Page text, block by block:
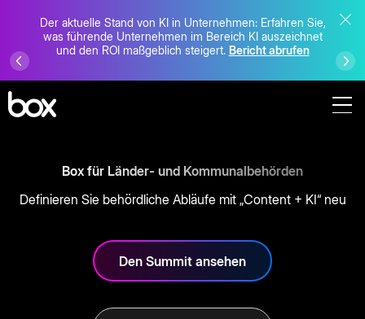
Der aktuelle Stand von KI in Unternehmen: Erfahren Sie,
was führende Unternehmen im Bereich KI auszeichnet
und den ROI maßgeblich steigert. Bericht abrufen
Box für Länder- und Kommunalbehörden
Definieren Sie behördliche Abläufe mit „Content + KI“ neu
Den Summit ansehen